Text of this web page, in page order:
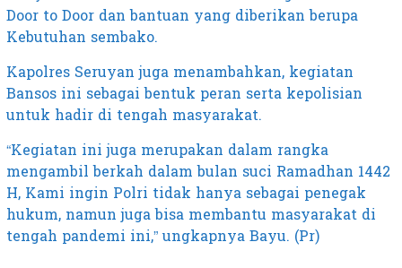
Door to Door dan bantuan yang diberikan berupa
Kebutuhan sembako.
Kapolres Seruyan juga menambahkan, kegiatan
Bansos ini sebagai bentuk peran serta kepolisian
untuk hadir di tengah masyarakat.
“Kegiatan ini juga merupakan dalam rangka
mengambil berkah dalam bulan suci Ramadhan 1442
H, Kami ingin Polri tidak hanya sebagai penegak
hukum, namun juga bisa membantu masyarakat di
tengah pandemi ini,” ungkapnya Bayu. (Pr)